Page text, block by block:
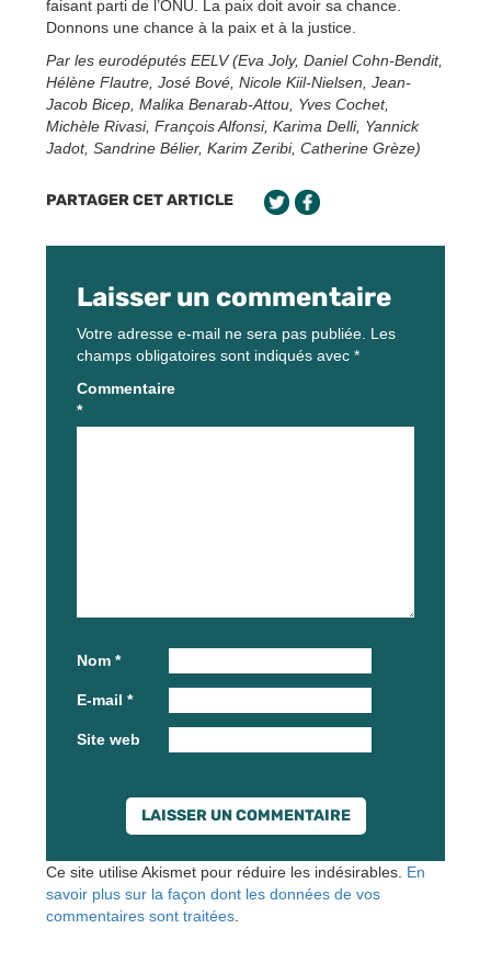
faisant parti de l’ONU. La paix doit avoir sa chance.
Donnons une chance à la paix et à la justice.
Par les eurodéputés EELV (Eva Joly, Daniel Cohn-Bendit,
Hélène Flautre, José Bové, Nicole Kiil-Nielsen, Jean-
Jacob Bicep, Malika Benarab-Attou, Yves Cochet,
Michèle Rivasi, François Alfonsi, Karima Delli, Yannick
Jadot, Sandrine Bélier, Karim Zeribi, Catherine Grèze)
PARTAGER CET ARTICLE
Laisser un commentaire
Votre adresse e-mail ne sera pas publiée. Les
champs obligatoires sont indiqués avec *
Commentaire
*
Nom *
E-mail *
Site web
Ce site utilise Akismet pour réduire les indésirables. En
savoir plus sur la façon dont les données de vos
commentaires sont traitées.